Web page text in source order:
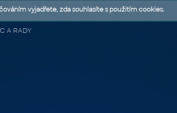
A RADY
vyjadřete, zda souhlasíte s použitím cookies.